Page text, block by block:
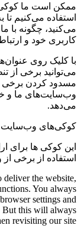
ممکن است ما
استفاده می‌کنیم
می‌کنید، چگونه با
کاربری خود و
با کلیک روی
می‌توانید برخی از
مسدود کردن برخی
وب‌سایت‌های ما و
می‌دهد.
کوکی‌های
این کوکی ها برای
استفاده از برخی
deliver the website,
You always
settings and
But this will always
revisiting our site.